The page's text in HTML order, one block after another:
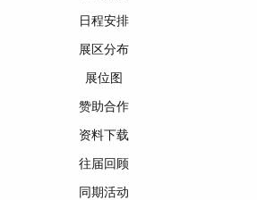
日程安排
展区分布
展位图
赞助合作
资料下载
往届回顾
同期活动